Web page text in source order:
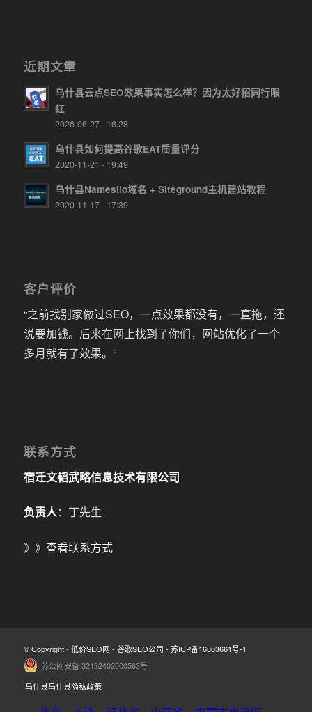
近期文章
乌什县云点SEO效果事实怎么样？因为太好招同行眼
红
2026-06-27 - 16:28
乌什县如何提高谷歌EAT质量评分
2020-11-21 - 19:49
乌什县Namesilo域名 + Siteground主机建站教程
2020-11-17 - 17:39
客户评价
“之前找别家做过SEO，一点效果都没有，一直拖，还
说要加钱。后来在网上找到了你们，网站优化了一个
多月就有了效果。”
联系方式
宿迁文韬武略信息技术有限公司
负责人：丁先生
》》 查看联系方式
© Copyright - 低价SEO网 - 谷歌SEO公司 - 苏ICP备16003661号-1
苏公网安备 32132402000563号
乌什县乌什县隐私政策